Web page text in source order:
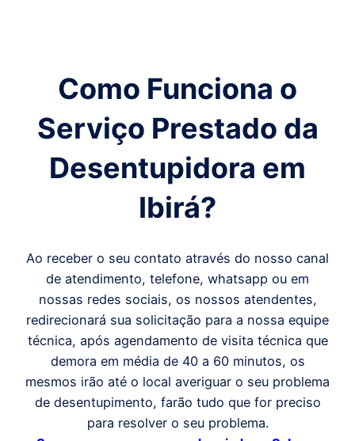
Como Funciona o
Serviço Prestado da
Desentupidora em
Ibirá?
Ao receber o seu contato através do nosso canal
de atendimento, telefone, whatsapp ou em
nossas redes sociais, os nossos atendentes,
redirecionará sua solicitação para a nossa equipe
técnica, após agendamento de visita técnica que
demora em média de 40 a 60 minutos, os
mesmos irão até o local averiguar o seu problema
de desentupimento, farão tudo que for preciso
para resolver o seu problema.